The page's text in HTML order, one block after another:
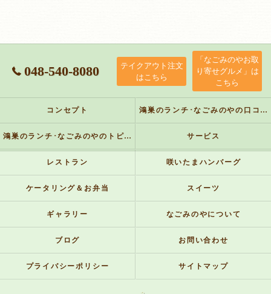
048-540-8080
テイクアウト注文
はこちら
「なごみのやお取
り寄せグルメ」は
こちら
コンセプト 鴻巣のランチ･なごみのやの口コミ情報
鴻巣のランチ･なごみのやのトピックス サービス
レストラン 咲いたまハンバーグ
ケータリング＆お弁当 スイーツ
ギャラリー なごみのやについて
ブログ お問い合わせ
プライバシーポリシー サイトマップ